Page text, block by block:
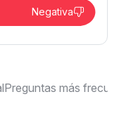
Negativa
Preguntas más